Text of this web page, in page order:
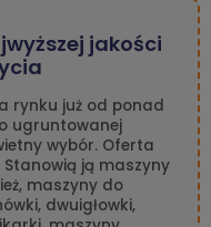
jakości
rynku już od ponad
ugruntowanej
wybór. Oferta
ją maszyny
maszyny do
dwuigłowki,